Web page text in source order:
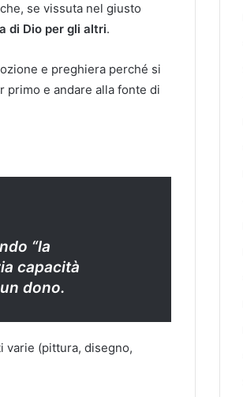
se vissuta nel giusto
di Dio per gli altri.
e preghiera perché si
e andare alla fonte di
“la
capacità
dono.
varie (pittura, disegno,